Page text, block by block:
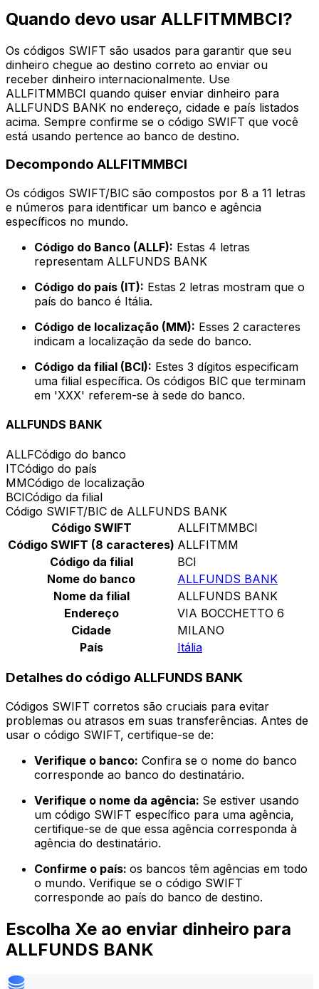
Quando devo usar ALLFITMMBCI?
Os códigos SWIFT são usados para garantir que seu
dinheiro chegue ao destino correto ao enviar ou
receber dinheiro internacionalmente. Use
ALLFITMMBCI quando quiser enviar dinheiro para
ALLFUNDS BANK no endereço, cidade e país listados
acima. Sempre confirme se o código SWIFT que você
está usando pertence ao banco de destino.
Decompondo ALLFITMMBCI
Os códigos SWIFT/BIC são compostos por 8 a 11 letras
e números para identificar um banco e agência
específicos no mundo.
Código do Banco (ALLF): Estas 4 letras
representam ALLFUNDS BANK
Código do país (IT): Estas 2 letras mostram que o
país do banco é Itália.
Código de localização (MM): Esses 2 caracteres
indicam a localização da sede do banco.
Código da filial (BCI): Estes 3 dígitos especificam
uma filial específica. Os códigos BIC que terminam
em 'XXX' referem-se à sede do banco.
ALLFUNDS BANK
ALLFCódigo do banco
ITCódigo do país
MMCódigo de localização
BCICódigo da filial
Código SWIFT/BIC de ALLFUNDS BANK
Código SWIFT
ALLFITMMBCI
Código SWIFT (8 caracteres) ALLFITMM
Código da filial
BCI
Nome do banco
ALLFUNDS BANK
Nome da filial
ALLFUNDS BANK
Endereço
VIA BOCCHETTO 6
Cidade
MILANO
País
Itália
Detalhes do código ALLFUNDS BANK
Códigos SWIFT corretos são cruciais para evitar
problemas ou atrasos em suas transferências. Antes de
usar o código SWIFT, certifique-se de:
Verifique o banco: Confira se o nome do banco
corresponde ao banco do destinatário.
Verifique o nome da agência: Se estiver usando
um código SWIFT específico para uma agência,
certifique-se de que essa agência corresponda à
agência do destinatário.
Confirme o país: os bancos têm agências em todo
o mundo. Verifique se o código SWIFT
corresponde ao país do banco de destino.
Escolha Xe ao enviar dinheiro para
ALLFUNDS BANK